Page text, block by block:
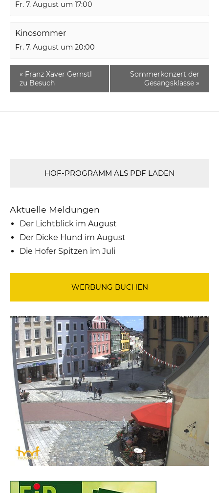
Fr. 7. August um 17:00
Kinosommer
Fr. 7. August um 20:00
« Franz Xaver Gernstl
zu Besuch
Sommerkonzert der
Gesangsklasse »
HOF-PROGRAMM ALS PDF LADEN
Aktuelle Meldungen
Der Lichtblick im August
Der Dicke Hund im August
Die Hofer Spitzen im Juli
WERBUNG BUCHEN